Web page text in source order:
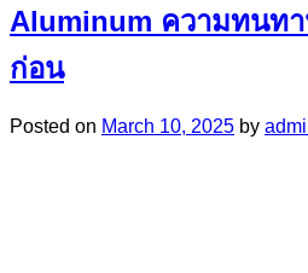
Aluminum ความทนท
ก่อน
Posted on March 10, 2025 by